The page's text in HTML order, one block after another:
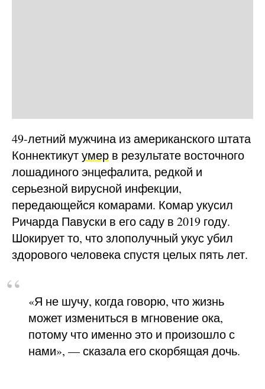
49-летний мужчина из американского штата
Коннектикутумер в результате восточного
лошадиного энцефалита, редкой и
серьезной вирусной инфекции,
передающейся комарами. Комар укусил
Ричарда Павуски в его саду в 2019 году.
Шокирует то, что злополучный укус убил
здорового человека спустя целых пять лет.
«Я не шучу, когда говорю, что жизнь
может измениться в мгновение ока,
потому что именно это и произошло с
нами», — сказала его скорбящая дочь.